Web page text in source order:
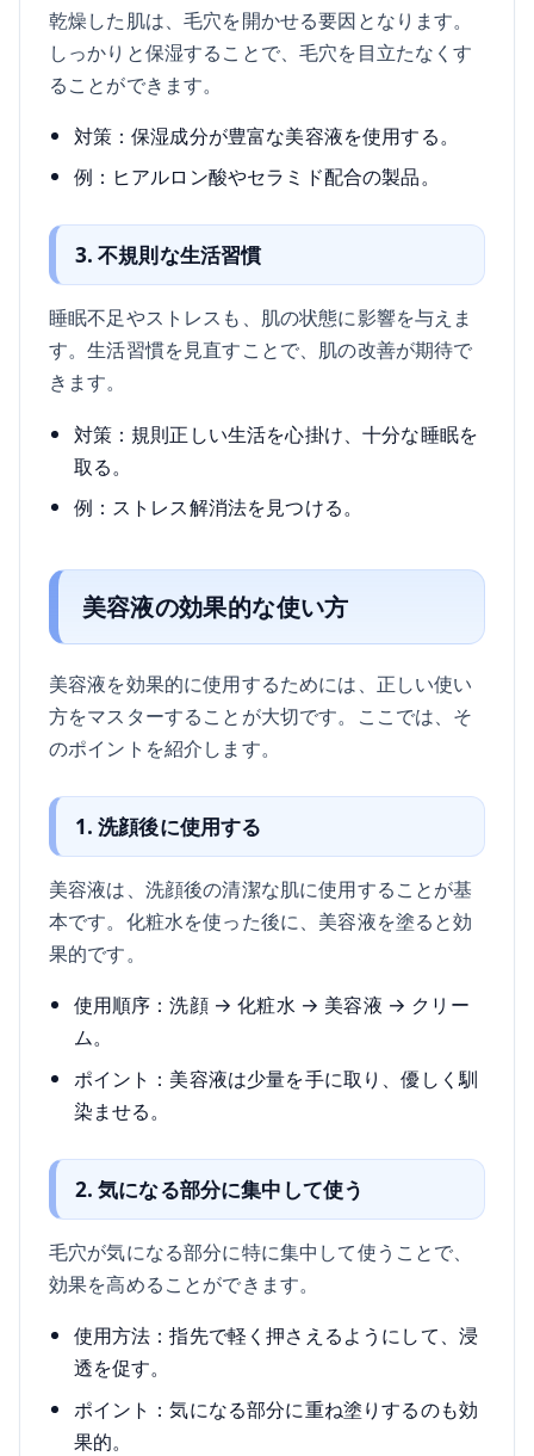
乾燥した肌は、毛穴を開かせる要因となります。
しっかりと保湿することで、毛穴を目立たなくす
ることができます。
対策：保湿成分が豊富な美容液を使用する。
例：ヒアルロン酸やセラミド配合の製品。
3. 不規則な生活習慣
睡眠不足やストレスも、肌の状態に影響を与えま
す。生活習慣を見直すことで、肌の改善が期待で
きます。
対策：規則正しい生活を心掛け、十分な睡眠を
取る。
例：ストレス解消法を見つける。
美容液の効果的な使い方
美容液を効果的に使用するためには、正しい使い
方をマスターすることが大切です。ここでは、そ
のポイントを紹介します。
1. 洗顔後に使用する
美容液は、洗顔後の清潔な肌に使用することが基
本です。化粧水を使った後に、美容液を塗ると効
果的です。
使用順序：洗顔 → 化粧水 → 美容液 → クリー
ム。
ポイント：美容液は少量を手に取り、優しく馴
染ませる。
2. 気になる部分に集中して使う
毛穴が気になる部分に特に集中して使うことで、
効果を高めることができます。
使用方法：指先で軽く押さえるようにして、浸
透を促す。
ポイント：気になる部分に重ね塗りするのも効
果的。